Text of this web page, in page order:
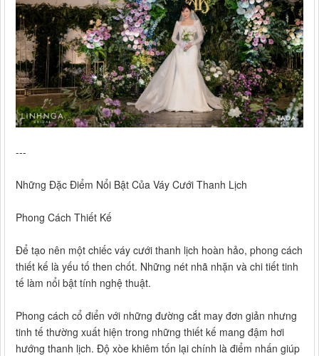
---
Những Đặc Điểm Nổi Bật Của Váy Cưới Thanh Lịch
Phong Cách Thiết Kế
Để tạo nên một chiếc váy cưới thanh lịch hoàn hảo, phong cách
thiết kế là yếu tố then chốt. Những nét nhã nhặn và chi tiết tinh
tế làm nổi bật tính nghệ thuật.
Phong cách cổ điển với những đường cắt may đơn giản nhưng
tinh tế thường xuất hiện trong những thiết kế mang đậm hơi
hướng thanh lịch. Độ xòe khiêm tốn lại chính là điểm nhấn giúp